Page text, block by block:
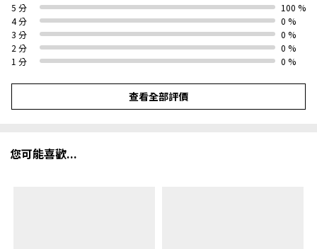
5 分
100 %
4 分
0 %
3 分
0 %
2 分
0 %
1 分
0 %
查看全部評價
您可能喜歡...